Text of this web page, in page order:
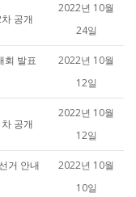
공개
2022년 10월
24일
회 발표
2022년 10월
12일
공개
2022년 10월
12일
거 안내
2022년 10월
10일